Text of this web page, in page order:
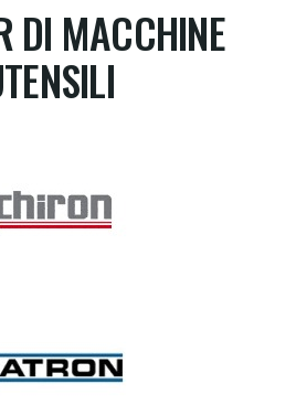
DI MACCHINE